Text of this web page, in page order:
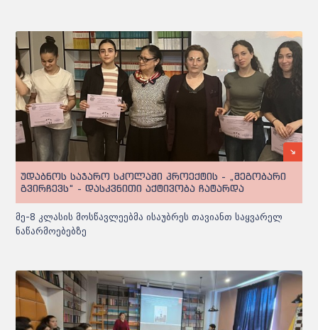
უდაბნოს საჯარო სკოლაში პროექტის - „მეგობარი
გვირჩევს“ - დასკვნითი აქტივობა ჩატარდა
მე-8 კლასის მოსწავლეებმა ისაუბრეს თავიანთ საყვარელ
ნაწარმოებებზე